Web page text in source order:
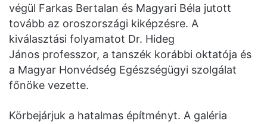
végül Farkas Bertalan és Magyari Béla jutott
tovább az oroszországi kiképzésre. A
kiválasztási folyamatot Dr. Hideg
János professzor, a tanszék korábbi oktatója és
a Magyar Honvédség Egészségügyi szolgálat
főnöke vezette.
Körbejárjuk a hatalmas építményt. A galéria